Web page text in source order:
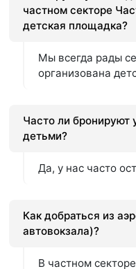
частном секторе
детская площадка?
Мы всегда рады
организована
Часто ли бронируют
детьми?
Да, у нас часто
Как добраться из
автовокзала)?
В частном